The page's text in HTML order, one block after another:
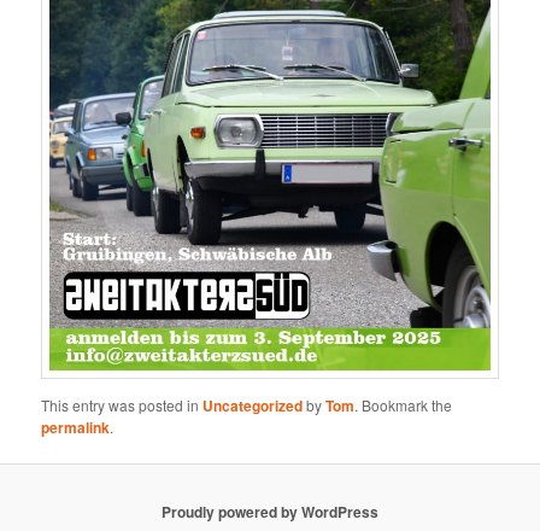
This entry was posted in UncategorizedbyTom. Bookmark the
permalink.
Proudly powered by WordPress